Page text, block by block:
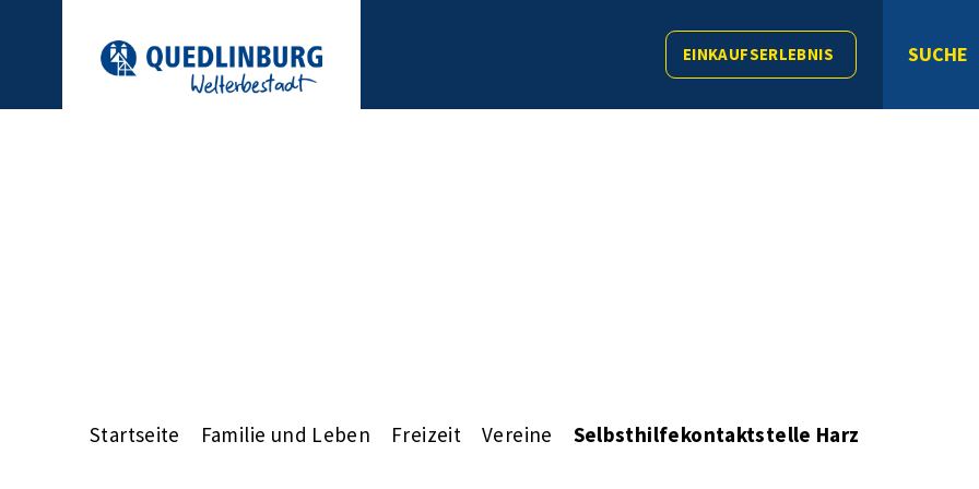
EINKAUFSERLEBNIS SUCHE
Startseite Familie und Leben Freizeit Vereine Selbsthilfekontaktstelle Harz